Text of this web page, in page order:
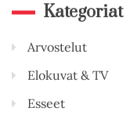
Kategoriat
Arvostelut
Elokuvat & TV
Esseet